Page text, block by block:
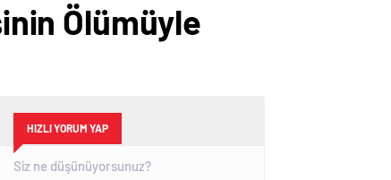
Ölümüyle
HIZLI YORUM YAP